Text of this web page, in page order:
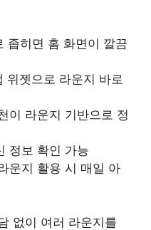
좁히면 홈 화면이 깔끔
위젯으로 라운지 바로
이 라운지 기반으로 정
정보 확인 가능
운지 활용 시 매일 아
없이 여러 라운지를